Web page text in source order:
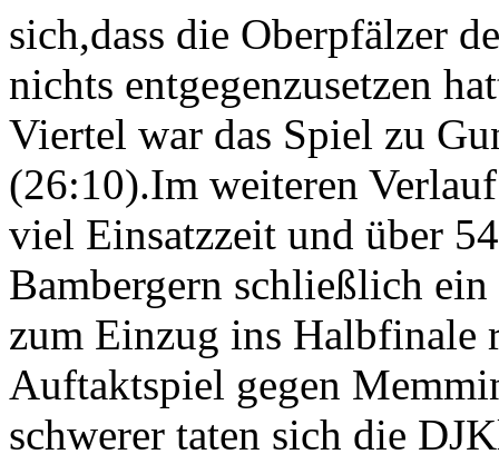
sich,dass die Oberpfälzer
nichts entgegenzusetzen
Viertel war das Spiel zu
(26:10).Im weiteren
viel Einsatzzeit und über
Bambergern schließlich
zum Einzug ins Halbfinale
Auftaktspiel gegen
schwerer taten sich die